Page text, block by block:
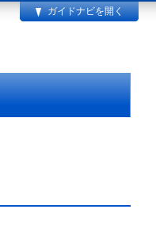
ガイドナビを開く